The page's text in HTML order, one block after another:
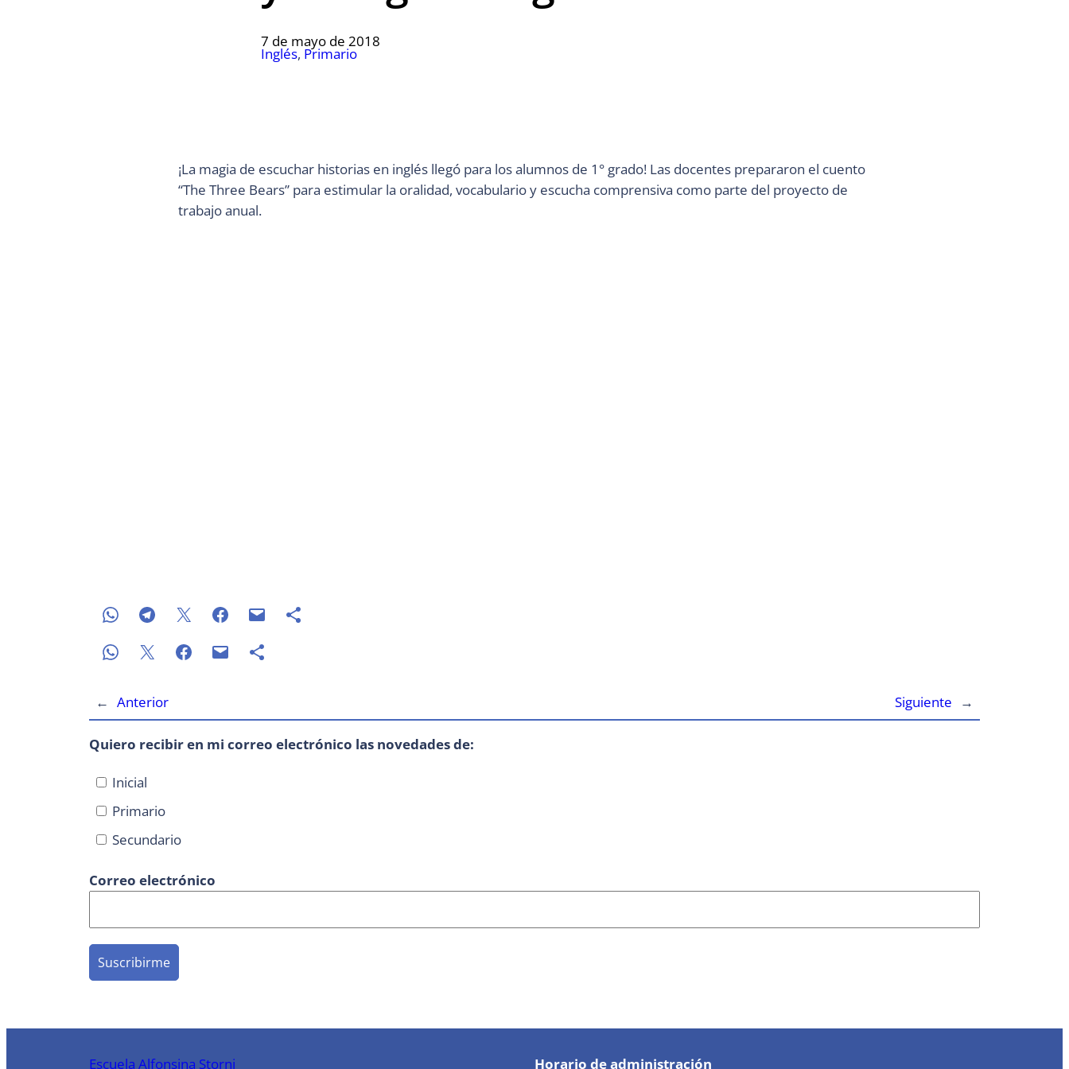
7 de mayo de 2018
Inglés, Primario
¡La magia de escuchar historias en inglés llegó para los alumnos de 1° grado! Las docentes prepararon el cuento
“The Three Bears” para estimular la oralidad, vocabulario y escucha comprensiva como parte del proyecto de
trabajo anual.
← Anterior Siguiente →
Quiero recibir en mi correo electrónico las novedades de:
Inicial
Primario
Secundario
Correo electrónico
Escuela Alfonsina Storni Horario de administración